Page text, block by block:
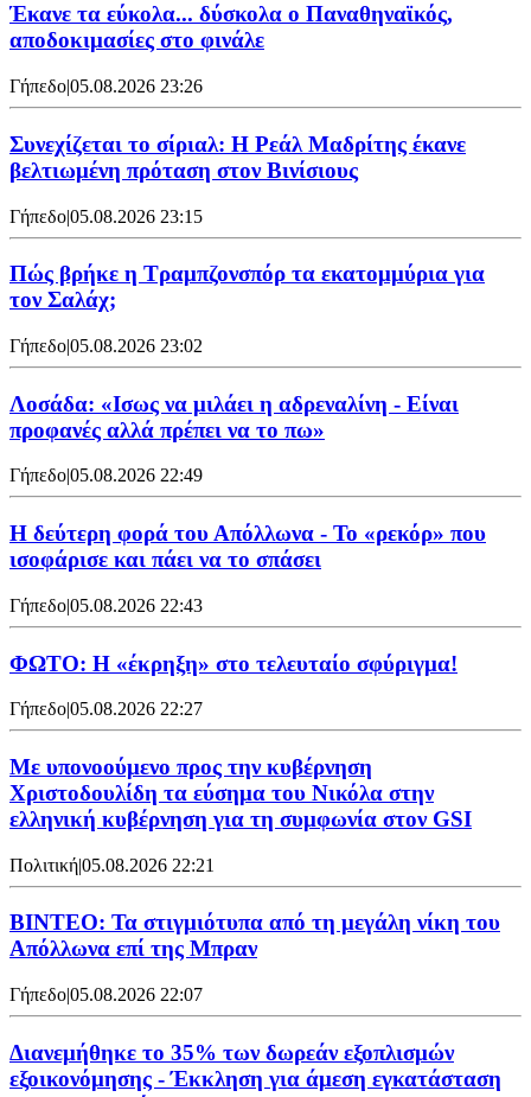
Έκανε τα εύκολα... δύσκολα ο Παναθηναϊκός,
αποδοκιμασίες στο φινάλε
Γήπεδο|05.08.2026 23:26
Συνεχίζεται το σίριαλ: Η Ρεάλ Μαδρίτης έκανε
βελτιωμένη πρόταση στον Βινίσιους
Γήπεδο|05.08.2026 23:15
Πώς βρήκε η Τραμπζονσπόρ τα εκατομμύρια για
τον Σαλάχ;
Γήπεδο|05.08.2026 23:02
Λοσάδα: «Ισως να μιλάει η αδρεναλίνη - Είναι
προφανές αλλά πρέπει να το πω»
Γήπεδο|05.08.2026 22:49
Η δεύτερη φορά του Απόλλωνα - Το «ρεκόρ» που
ισοφάρισε και πάει να το σπάσει
Γήπεδο|05.08.2026 22:43
ΦΩΤΟ: Η «έκρηξη» στο τελευταίο σφύριγμα!
Γήπεδο|05.08.2026 22:27
Με υπονοούμενο προς την κυβέρνηση
Χριστοδουλίδη τα εύσημα του Νικόλα στην
ελληνική κυβέρνηση για τη συμφωνία στον GSI
Πολιτική|05.08.2026 22:21
ΒΙΝΤΕΟ: Τα στιγμιότυπα από τη μεγάλη νίκη του
Απόλλωνα επί της Μπραν
Γήπεδο|05.08.2026 22:07
Διανεμήθηκε το 35% των δωρεάν εξοπλισμών
εξοικονόμησης - Έκκληση για άμεση εγκατάσταση